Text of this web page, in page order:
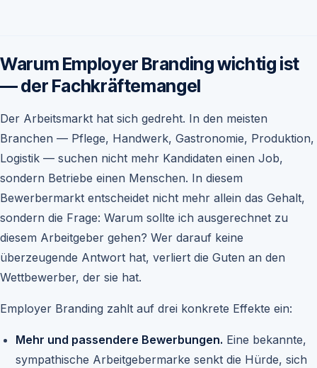
Warum Employer Branding wichtig ist
— der Fachkräftemangel
Der Arbeitsmarkt hat sich gedreht. In den meisten
Branchen — Pflege, Handwerk, Gastronomie, Produktion,
Logistik — suchen nicht mehr Kandidaten einen Job,
sondern Betriebe einen Menschen. In diesem
Bewerbermarkt entscheidet nicht mehr allein das Gehalt,
sondern die Frage: Warum sollte ich ausgerechnet zu
diesem Arbeitgeber gehen? Wer darauf keine
überzeugende Antwort hat, verliert die Guten an den
Wettbewerber, der sie hat.
Employer Branding zahlt auf drei konkrete Effekte ein:
Mehr und passendere Bewerbungen. Eine bekannte,
sympathische Arbeitgebermarke senkt die Hürde, sich